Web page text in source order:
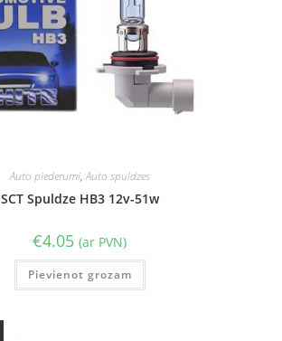
Auto piederumi,Auto spuldzes
SCT Spuldze HB3 12v-51w
€4.05 (ar PVN)
Pievienot grozam